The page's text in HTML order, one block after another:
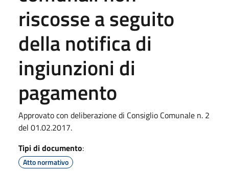
riscosse a seguito
della notifica di
ingiunzioni di
pagamento
Approvato con deliberazione di Consiglio Comunale n. 2
del 01.02.2017.
Tipi di documento:
Atto normativo